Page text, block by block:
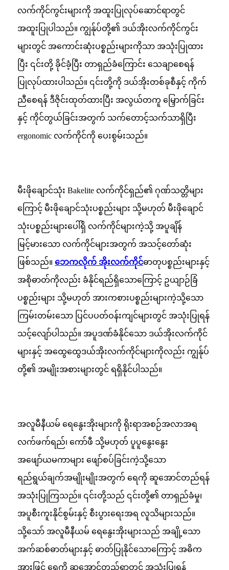
လက်ကိုင်ကွင်းများကို အထူးပြုလုပ်ဆောင်ရာတွင်
အထူးပြုပါသည်။ ကျွန်ုပ်တို့၏ ဒယ်အိုးလက်ကိုင်ကွင်း
များတွင် အကောင်းဆုံးပစ္စည်းများကိုသာ အသုံးပြုထား
ပြီး ၎င်းတို့ ခိုင်ခံ့ပြီး တာရှည်ခံကြောင်း သေချာစေရန်
ပြုလုပ်ထားပါသည်။ ၎င်းတို့ကို ဒယ်အိုးတစ်ခုစီနှင့် ကိုက်
ညီစေရန် ဒီဇိုင်းထုတ်ထားပြီး အလွယ်တကူ မြှောက်ခြင်း
နှင့် ကိုင်တွယ်ခြင်းအတွက် သက်တောင့်သက်သာရှိပြီး
ergonomic လက်ကိုင်ကို ပေးစွမ်းသည်။
မီးဖိုချောင်သုံး Bakelite လက်ကိုင်ရှည်၏ ဂုဏ်သတ္တိများ
ကြောင့် မီးဖိုချောင်သုံးပစ္စည်းများ သို့မဟုတ် မီးဖိုချောင်
သုံးပစ္စည်းများပေါ်ရှိ လက်ကိုင်များကဲ့သို့ အပူချိန်
မြင့်မားသော လက်ကိုင်များအတွက် အသင့်တော်ဆုံး
ဖြစ်သည်။ ဘေကလိုက် အိုးလက်ကိုင်ဓာတုပစ္စည်းများနှင့်
အစိုဓာတ်ကိုလည်း ခံနိုင်ရည်ရှိသောကြောင့် ဥယျာဉ်ခြံ
ပစ္စည်းများ သို့မဟုတ် အားကစားပစ္စည်းများကဲ့သို့သော
ကြမ်းတမ်းသော ပြင်ပပတ်ဝန်းကျင်များတွင် အသုံးပြုရန်
သင့်လျော်ပါသည်။ အပူဒဏ်ခံနိုင်သော ဒယ်အိုးလက်ကိုင်
များနှင့် အထွေထွေဒယ်အိုးလက်ကိုင်များကိုလည်း ကျွန်ုပ်
တို့၏ အမျိုးအစားများတွင် ရရှိနိုင်ပါသည်။
အလူမီနီယမ် ရေနွေးအိုးများကို ရိုးရာအစဉ်အလာအရ
လက်ဖက်ရည်၊ ကော်ဖီ သို့မဟုတ် ပူပူနွေးနွေး
အဖျော်ယမကာများ ဖျော်စပ်ခြင်းကဲ့သို့သော
ရည်ရွယ်ချက်အမျိုးမျိုးအတွက် ရေကို ဆူအောင်တည်ရန်
အသုံးပြုကြသည်။ ၎င်းတို့သည် ၎င်းတို့၏ တာရှည်ခံမှု၊
အပူစီးကူးနိုင်စွမ်းနှင့် စီးပွားရေးအရ လူသိများသည်။
သို့သော် အလူမီနီယမ် ရေနွေးအိုးများသည် အချို့သော
အက်ဆစ်ဓာတ်များနှင့် ဓာတ်ပြုနိုင်သောကြောင့် အဓိက
အားဖြင့် ရေကို ဆူအောင်တည်ရာတွင် အသုံးပြုရန်